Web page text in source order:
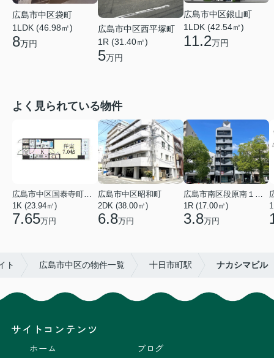
広島市中区袋町
1LDK (46.98㎡)
8万円
広島市中区西平塚町
1R (31.40㎡)
5万円
広島市中区銀山町
1LDK (42.54㎡)
11.2万円
よく見られている物件
広島市中区国泰寺町２丁目
1K (23.94㎡)
7.65万円
広島市中区昭和町
2DK (38.00㎡)
6.8万円
広島市南区段原南１丁目
1R (17.00㎡)
3.8万円
ト 広島市中区の物件一覧 十日市町駅 ナカシマビル
サイトコンテンツ
ホーム
ブログ